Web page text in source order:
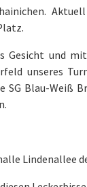
Gesicht und
unseres
SG Blau-Weiß